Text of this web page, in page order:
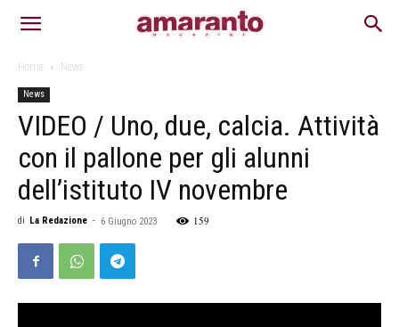
Home News
News
VIDEO / Uno, due, calcia. Attività
con il pallone per gli alunni
dell’istituto IV novembre
di La Redazione - 6 Giugno 2023 159